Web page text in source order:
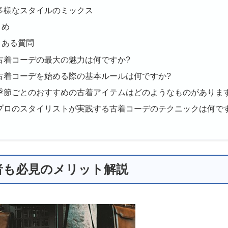
様なスタイルのミックス
る質問
着コーデの最大の魅力は何ですか?
着コーデを始める際の基本ルールは何ですか?
節ごとのおすすめの古着アイテムはどのようなものがありま
ロのスタイリストが実践する古着コーデのテクニックは何で
必見のメリット解説